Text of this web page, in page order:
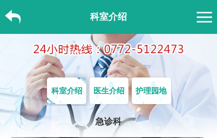
科室介绍
科室介绍 医生介绍 护理园地
急诊科